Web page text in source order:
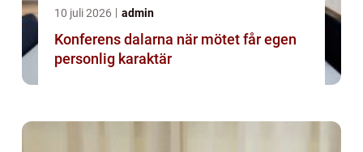
10 juli 2026 admin
Konferens dalarna när mötet får egen
personlig karaktär